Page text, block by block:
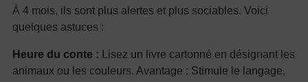
À 4 mois, ils sont plus alertes et plus sociables. Voici
quelques astuces :
Heure du conte : Lisez un livre cartonné en désignant les
animaux ou les couleurs. Avantage : Stimule le langage,